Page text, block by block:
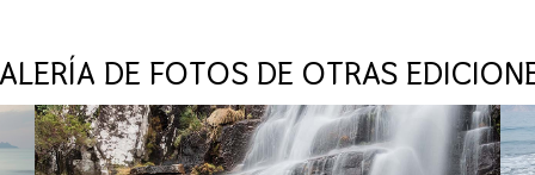
DE FOTOS DE OTRAS